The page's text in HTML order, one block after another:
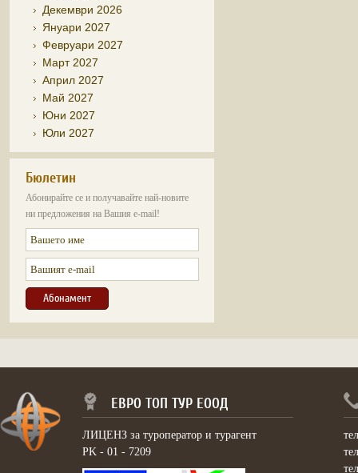
Декември 2026
Януари 2027
Февруари 2027
Март 2027
Април 2027
Май 2027
Юни 2027
Юли 2027
Бюлетин
Абонирайте се и получавайте най-новите
ни предложения на Вашия e-mail!
ЕВРО ТОП ТУР ЕООД
ЛИЦЕНЗ за туроператор и турагент
PK - 01 - 7209